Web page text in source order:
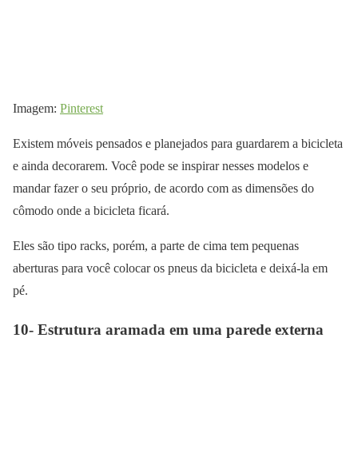
Imagem: Pinterest
Existem móveis pensados e planejados para guardarem a bicicleta
e ainda decorarem. Você pode se inspirar nesses modelos e
mandar fazer o seu próprio, de acordo com as dimensões do
cômodo onde a bicicleta ficará.
Eles são tipo racks, porém, a parte de cima tem pequenas
aberturas para você colocar os pneus da bicicleta e deixá-la em
pé.
10- Estrutura aramada em uma parede externa